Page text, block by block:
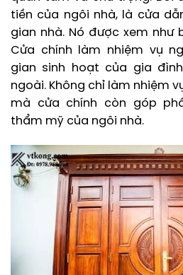
tiền của ngôi nhà, là cửa
gian nhà. Nó được xem như
Cửa chính làm nhiệm vụ
gian sinh hoạt của gia
ngoài. Không chỉ làm nhiệm
mà cửa chính còn góp
thẩm mỹ của ngôi nhà.